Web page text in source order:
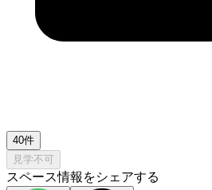
40件
見学不可
スペース情報をシェアする